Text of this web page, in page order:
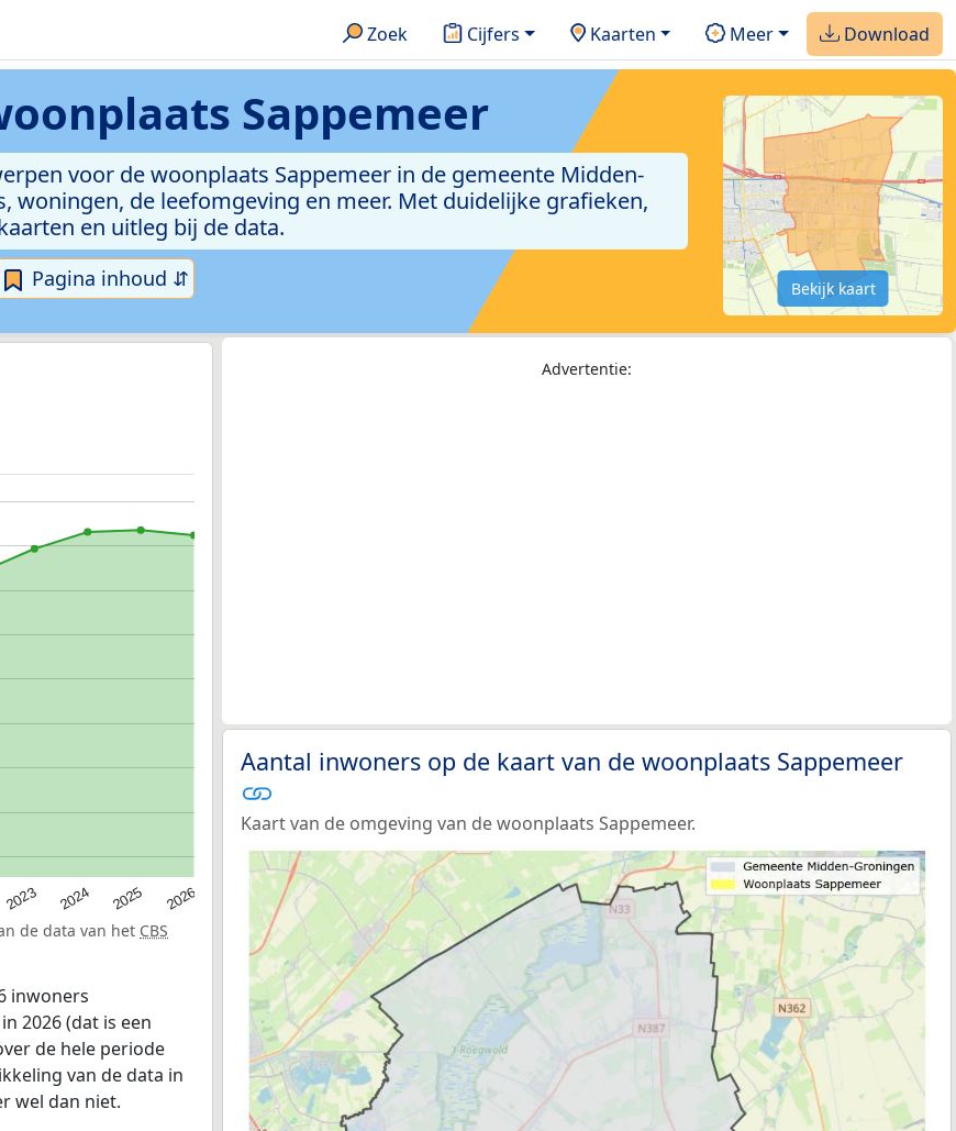
Zoek Cijfers Kaarten Meer Download
Sappemeer
voor de woonplaats Sappemeer in de gemeente Midden-
woningen, de leefomgeving en meer. Met duidelijke grafieken,
en uitleg bij de data.
Pagina inhoud ⇵ Bekijk kaart
2023 2024 2025 2026
de data van het CBS
inwoners
2026 (dat is een
de hele periode
van de data in
wel dan niet.
Advertentie:
Aantal inwoners op de kaart van de woonplaats Sappemeer
Kaart van de omgeving van de woonplaats Sappemeer.